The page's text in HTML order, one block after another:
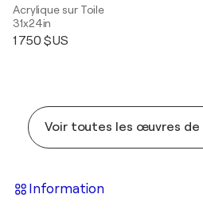
Acrylique sur Toile
31x24in
1 750 $US
Voir toutes les œuvres de
Information